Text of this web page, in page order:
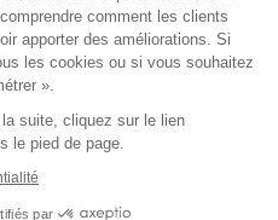
comment les clients
apporter des améliorations. Si
les cookies ou si vous souhaitez
».
suite, cliquez sur le lien
le pied de page.
par